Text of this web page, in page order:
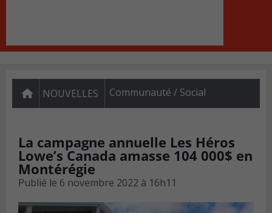
NOUVELLES Communauté / Social
La campagne annuelle Les Héros
Lowe’s Canada amasse 104 000$ en
Montérégie
Publié le 6 novembre 2022 à 16h11